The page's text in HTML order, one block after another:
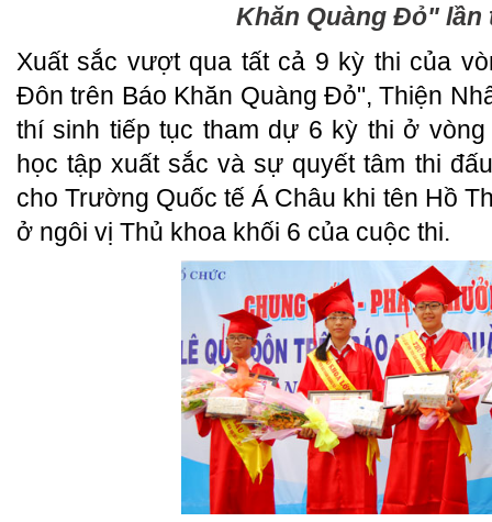
Khăn Quàng Đỏ" lần
Xuất sắc vượt qua tất cả 9 kỳ thi của
Đôn trên Báo Khăn Quàng Đỏ", Thiện
thí sinh tiếp tục tham dự 6 kỳ thi ở
học tập xuất sắc và sự quyết tâm thi
cho Trường Quốc tế Á Châu khi tên Hồ
ở ngôi vị Thủ khoa khối 6 của cuộc thi.